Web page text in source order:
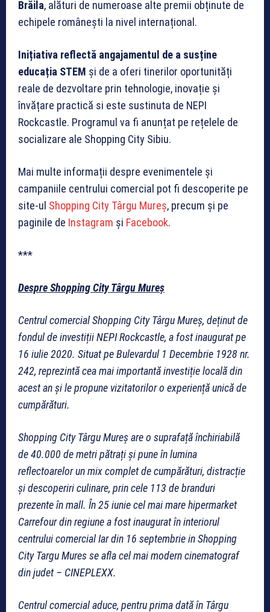
Brăila, alături de numeroase alte premii obținute de
echipele românești la nivel internațional.
Inițiativa reflectă angajamentul de a susține
educația STEM și de a oferi tinerilor oportunități
reale de dezvoltare prin tehnologie, inovație și
învățare practică si este sustinuta de NEPI
Rockcastle. Programul va fi anunțat pe rețelele de
socializare ale Shopping City Sibiu.
Mai multe informații despre evenimentele și
campaniile centrului comercial pot fi descoperite pe
site-ul Shopping City Târgu Mureș, precum și pe
paginile de Instagram și Facebook.
***
Despre Shopping City Târgu Mureș
Centrul comercial Shopping City Târgu Mureș, deținut de
fondul de investiții NEPI Rockcastle, a fost inaugurat pe
16 iulie 2020. Situat pe Bulevardul 1 Decembrie 1928 nr.
242, reprezintă cea mai importantă investiție locală din
acest an și le propune vizitatorilor o experiență unică de
cumpărături.
Shopping City Târgu Mureș are o suprafață închiriabilă
de 40.000 de metri pătrați și pune în lumina
reflectoarelor un mix complet de cumpărături, distracție
și descoperiri culinare, prin cele 113 de branduri
prezente în mall. În 25 iunie cel mai mare hipermarket
Carrefour din regiune a fost inaugurat în interiorul
centrului comercial Iar din 16 septembrie in Shopping
City Targu Mures se afla cel mai modern cinematograf
din judet – CINEPLEXX.
Centrul comercial aduce, pentru prima dată în Târgu